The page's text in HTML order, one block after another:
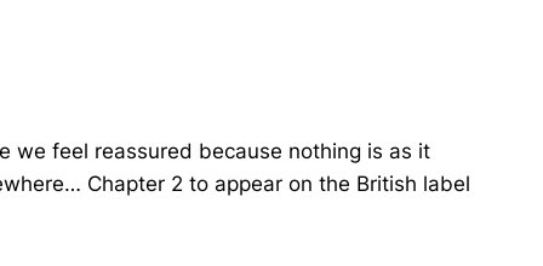
we feel reassured because nothing is as it
Chapter 2 to appear on the British label